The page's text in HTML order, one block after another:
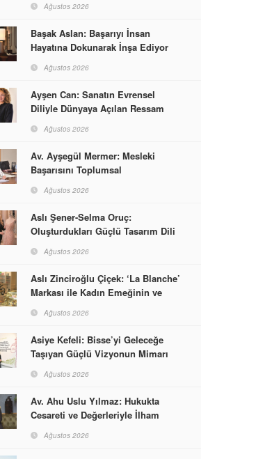
Ağustos 2026
Başak Aslan: Başarıyı İnsan
Hayatına Dokunarak İnşa Ediyor
Ağustos 2026
Ayşen Can: Sanatın Evrensel
Diliyle Dünyaya Açılan Ressam
Ağustos 2026
Av. Ayşegül Mermer: Mesleki
Başarısını Toplumsal
Ağustos 2026
Aslı Şener-Selma Oruç:
Oluşturdukları Güçlü Tasarım Dili
Dünyasına İmzalarını Attılar
Ağustos 2026
Aslı Zinciroğlu Çiçek: ‘La Blanche’
Markası ile Kadın Emeğinin ve
Başarabileceğinin En Güzel
Örneğini Sunuyor
Ağustos 2026
Asiye Kefeli: Bisse’yi Geleceğe
Taşıyan Güçlü Vizyonun Mimarı
Ağustos 2026
Av. Ahu Uslu Yılmaz: Hukukta
Cesareti ve Değerleriyle İlham
Ağustos 2026